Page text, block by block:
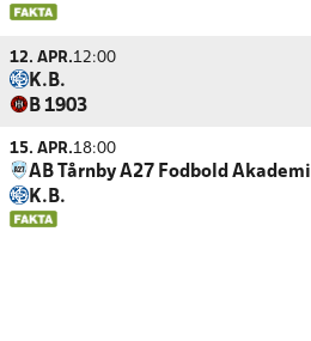
12. APR.12:00
K.B.
B 1903
15. APR.18:00
AB Tårnby A27 Fodbold Akademi
K.B.